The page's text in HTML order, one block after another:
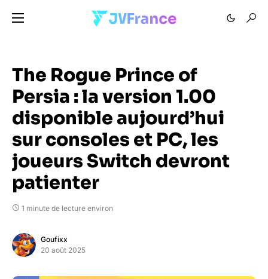
The Rogue Prince of
Persia : la version 1.00
disponible aujourd’hui
sur consoles et PC, les
joueurs Switch devront
patienter
1 minute de lecture environ
Goufixx
20 août 2025